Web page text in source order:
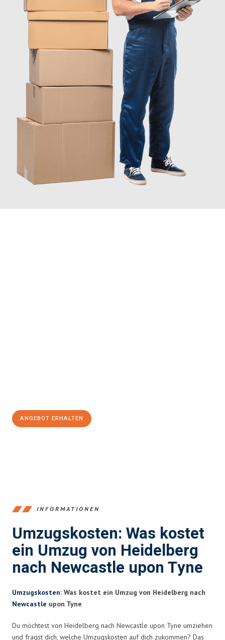
ANGEBOT ERHALTEN
INFORMATIONEN
Umzugskosten: Was kostet
ein Umzug von Heidelberg
nach Newcastle upon Tyne
Umzugskosten: Was kostet ein Umzug von Heidelberg nach
Newcastle upon Tyne
Du möchtest von Heidelberg nach Newcastle upon Tyne umziehen
und fragst dich, welche Umzugskosten auf dich zukommen? Das